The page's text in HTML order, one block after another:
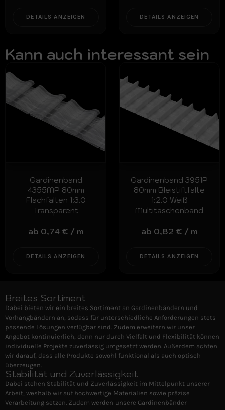
DETAILS ANZEIGEN DETAILS ANZEIGEN
Kann auch interessant sein
Gardinenband
4355MP 80mm
Flachfalten 1:3.0
Transparent
ab 0,74 € / m
DETAILS ANZEIGEN
Gardinenband 3951P
80mm Bleistiftfalte
1:2.0 Weiß
Multitaschenband
ab 0,82 € / m
DETAILS ANZEIGEN
Breites Sortiment
Dabei bieten wir ein breites Sortiment an Gardinenbändern und
Vorhangbändern an, sodass für unterschiedliche Anforderungen stets
passende Lösungen verfügbar sind. Zudem erweitern wir unser
Angebot kontinuierlich, denn nur durch Vielfalt und Flexibilität können
individuelle Projekte zuverlässig umgesetzt werden. Außerdem achten
wir darauf, dass alle Produkte sowohl funktional als auch optisch
überzeugen.
Stabilität und Zuverlässigkeit
Dabei stehen Stabilität und Zuverlässigkeit im Mittelpunkt unserer
Arbeit, weshalb wir auf hochwertige Materialien sowie präzise
Verarbeitung setzen. Zudem werden unsere Gardinenbänder